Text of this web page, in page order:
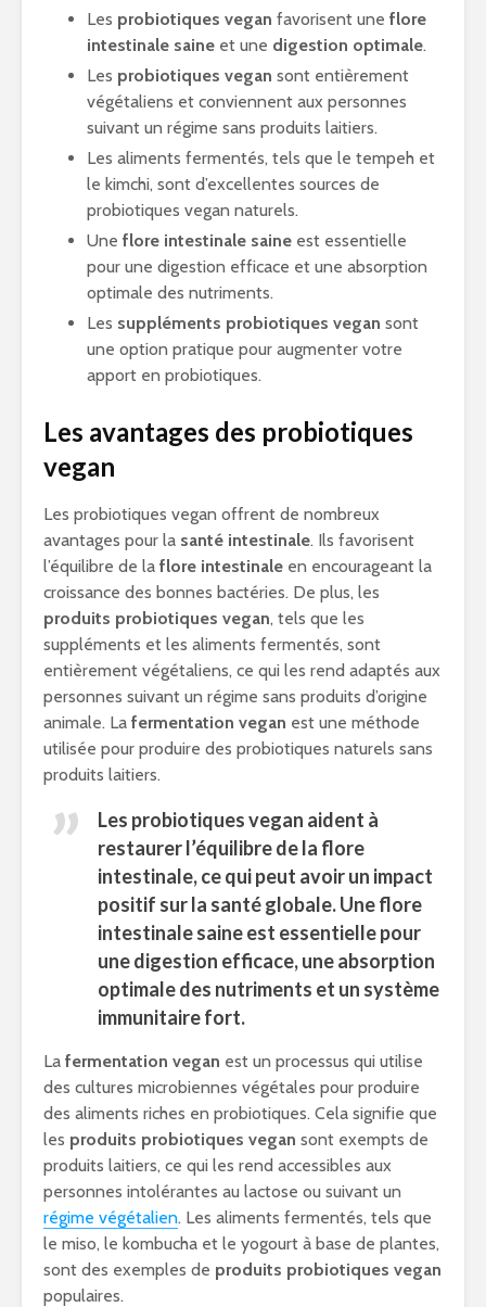
Les probiotiques vegan favorisent une flore
intestinale saine et une digestion optimale.
Les probiotiques vegan sont entièrement
végétaliens et conviennent aux personnes
suivant un régime sans produits laitiers.
Les aliments fermentés, tels que le tempeh et
le kimchi, sont d’excellentes sources de
probiotiques vegan naturels.
Une flore intestinale saine est essentielle
pour une digestion efficace et une absorption
optimale des nutriments.
Les suppléments probiotiques vegan sont
une option pratique pour augmenter votre
apport en probiotiques.
Les avantages des probiotiques
vegan
Les probiotiques vegan offrent de nombreux
avantages pour la santé intestinale. Ils favorisent
l’équilibre de la flore intestinale en encourageant la
croissance des bonnes bactéries. De plus, les
produits probiotiques vegan, tels que les
suppléments et les aliments fermentés, sont
entièrement végétaliens, ce qui les rend adaptés aux
personnes suivant un régime sans produits d’origine
animale. La fermentation vegan est une méthode
utilisée pour produire des probiotiques naturels sans
produits laitiers.
Les probiotiques vegan aident à
restaurer l’équilibre de la flore
intestinale, ce qui peut avoir un impact
positif sur la santé globale. Uneflore
intestinalesaine est essentielle pour
une digestion efficace, une absorption
optimale des nutriments et un système
immunitaire fort.
La fermentation vegan est un processus qui utilise
des cultures microbiennes végétales pour produire
des aliments riches en probiotiques. Cela signifie que
les produits probiotiques vegan sont exempts de
produits laitiers, ce qui les rend accessibles aux
personnes intolérantes au lactose ou suivant un
régime végétalien. Les aliments fermentés, tels que
le miso, le kombucha et le yogourt à base de plantes,
sont des exemples de produits probiotiques vegan
populaires.